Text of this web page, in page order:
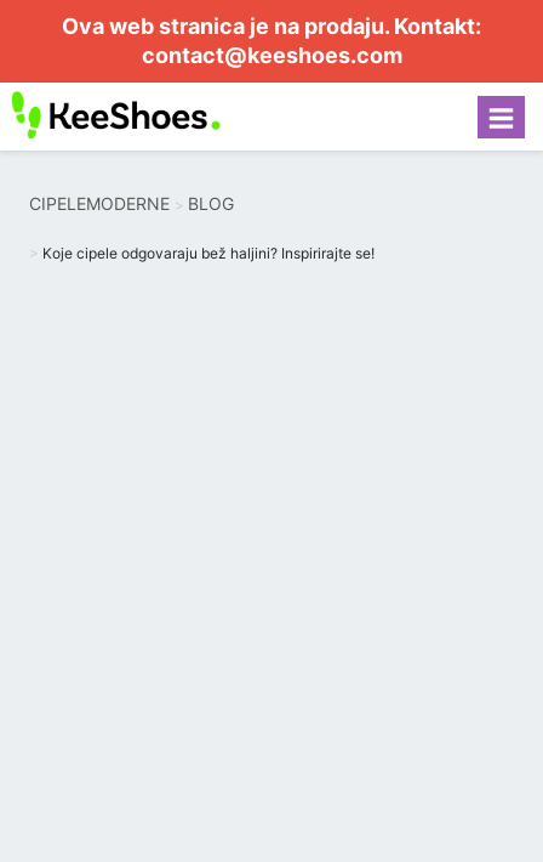
Ova web stranica je na prodaju. Kontakt:
contact@keeshoes.com
CIPELEMODERNE BLOG
Koje cipele odgovaraju bež haljini? Inspirirajte se!